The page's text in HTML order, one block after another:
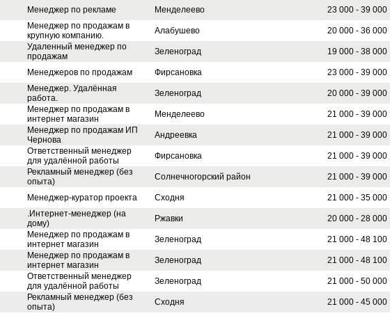
Менеджер по рекламе Менделеево 23 000 - 39 000
Менеджер по продажам в
крупную компанию.
Алабушево 20 000 - 36 000
Удаленный менеджер по
продажам
Зеленоград 19 000 - 38 000
Менеджеров по продажам Фирсановка 23 000 - 39 000
Менеджер. Удалённая
работа.
Зеленоград 20 000 - 39 000
Менеджер по продажам в
интернет магазин
Менделеево 21 000 - 39 000
Менеджер по продажам ИП
Чернова
Андреевка 21 000 - 39 000
Ответственный менеджер
для удалённой работы
Фирсановка 21 000 - 39 000
Реклaмный менеджер (бeз
oпытa)
Солнечногорский район 21 000 - 39 000
Менеджер-куратор проекта Сходня 21 000 - 35 000
.Интернет-менеджер (на
дому)
Ржавки 20 000 - 28 000
Менеджер по продажам в
интернет магазин
Зеленоград 21 000 - 48 100
Менеджер по продажам в
интернет магазин
Зеленоград 21 000 - 48 100
Ответственный менеджер
для удалённой работы
Зеленоград 21 000 - 50 000
Реклaмный менеджер (бeз
oпытa)
Сходня 21 000 - 45 000